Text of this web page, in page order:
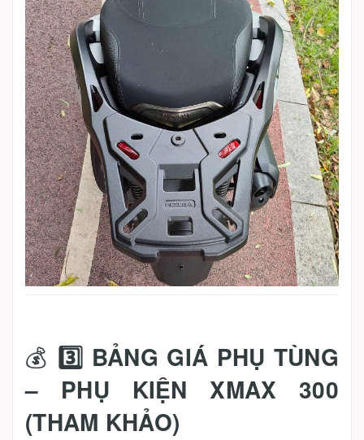
💰 3️⃣ BẢNG GIÁ PHỤ TÙNG
– PHỤ KIỆN XMAX 300
(THAM KHẢO)